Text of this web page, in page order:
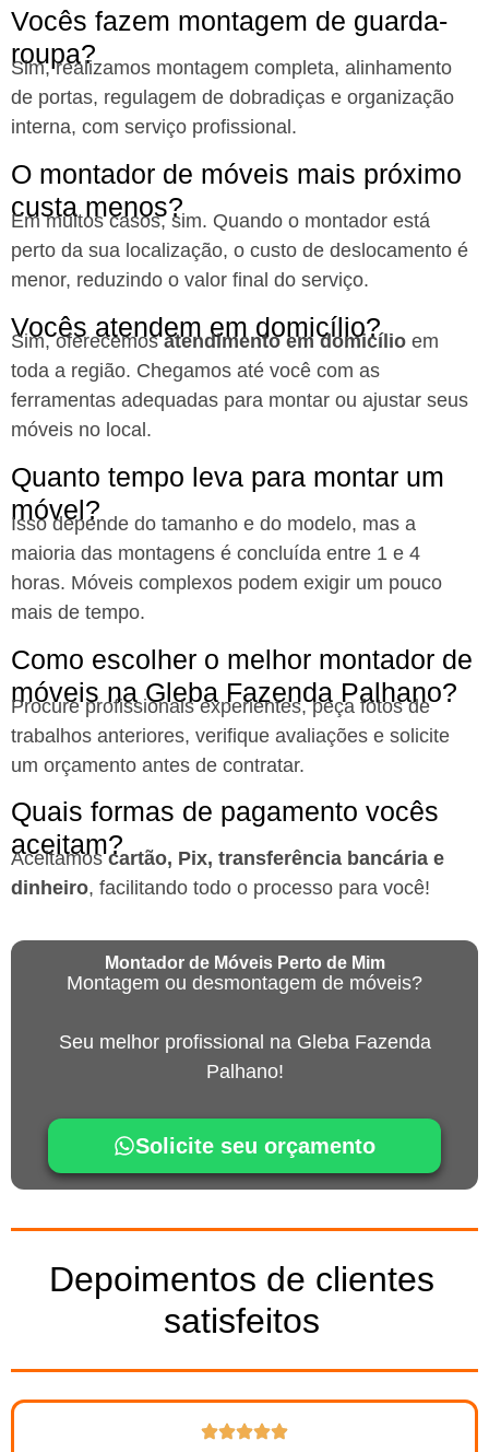
Vocês fazem montagem de guarda-
roupa?
Sim, realizamos montagem completa, alinhamento
de portas, regulagem de dobradiças e organização
interna, com serviço profissional.
O montador de móveis mais próximo
custa menos?
Em muitos casos, sim. Quando o montador está
perto da sua localização, o custo de deslocamento é
menor, reduzindo o valor final do serviço.
Vocês atendem em domicílio?
Sim, oferecemosatendimento em domicílio em
toda a região. Chegamos até você com as
ferramentas adequadas para montar ou ajustar seus
móveis no local.
Quanto tempo leva para montar um
móvel?
Isso depende do tamanho e do modelo, mas a
maioria das montagens é concluída entre 1 e 4
horas. Móveis complexos podem exigir um pouco
mais de tempo.
Como escolher o melhor montador de
móveis na Gleba Fazenda Palhano?
Procure profissionais experientes, peça fotos de
trabalhos anteriores, verifique avaliações e solicite
um orçamento antes de contratar.
Quais formas de pagamento vocês
aceitam?
Aceitamoscartão, Pix, transferência bancária e
dinheiro, facilitando todo o processo para você!
Montador de Móveis Perto de Mim
Montagem ou desmontagem de móveis?
Seu melhor profissional na Gleba Fazenda
Palhano!
Solicite seu orçamento
Depoimentos de clientes
satisfeitos